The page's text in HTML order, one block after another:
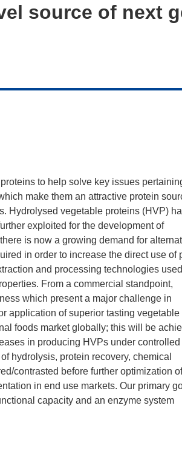
source of next
to help solve key issues
make them an attractive protein
Hydrolysed vegetable proteins (HVP)
exploited for the development of
is now a growing demand for
in order to increase the direct use of
and processing technologies
From a commercial standpoint,
which present a major challenge in
application of superior tasting vegetable
foods market globally; this will be
in producing HVPs under controlled
hydrolysis, protein recovery, chemical
contrasted before further optimization of
in end use markets. Our primary
capacity and an enzyme system